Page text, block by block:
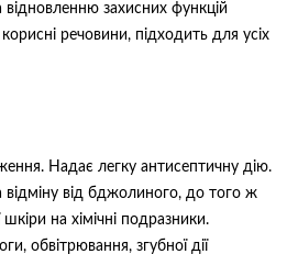
захисних функцій
речовини, підходить для усіх
Надає легку антисептичну дію.
відміну від бджолиного, до того ж
шкіри на хімічні подразники.
обвітрювання, згубної дії